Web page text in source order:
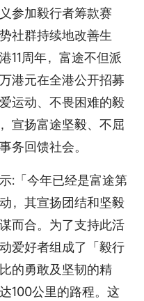
参加毅行者筹款赛
社群持续地改善生
11周年，富途不但派
港元在全港公开招募
运动、不畏困难的毅
宣扬富途坚毅、不屈
务回馈社会。
:「今年已经是富途第
，其宣扬团结和坚毅
而合。为了支持此活
爱好者组成了「毅行
的勇敢及坚韧的精
100公里的路程。这